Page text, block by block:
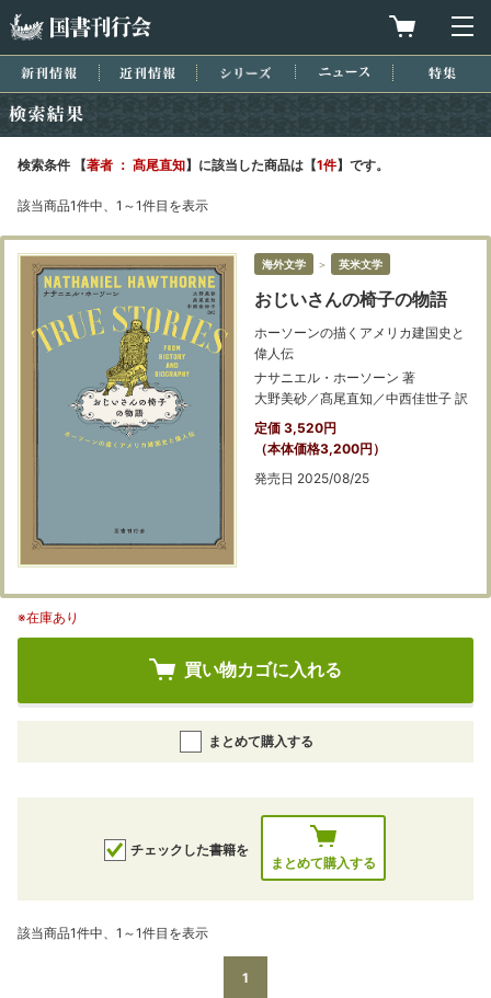
買物カゴを
新刊情報 近刊情報 シリーズ ニュース
検索条件 【著者 ： 髙尾直知】に該当した商品は【1件】です。
該当商品1件中、1～1件目を表示
海外文学 ＞ 英米文学
おじいさんの椅子の物語
ホーソーンの描くアメリカ建国史と
偉人伝
ナサニエル・ホーソーン 著
大野美砂／髙尾直知／中西佳世子 訳
定価 3,520円
（本体価格3,200円）
発売日 2025/08/25
※在庫あり
買い物カゴに入れる
まとめて購入する
チェックした書籍を
まとめて購入する
該当商品1件中、1～1件目を表示
1